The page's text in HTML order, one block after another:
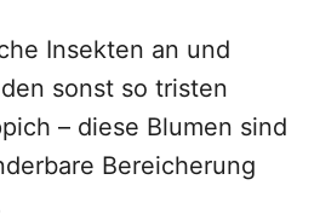
Insekten an und
sonst so tristen
– diese Blumen sind
Bereicherung